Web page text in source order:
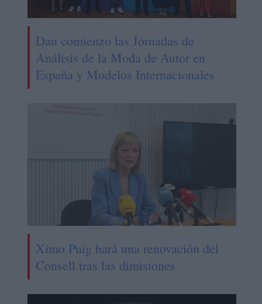
Dan comienzo las Jornadas de
Análisis de la Moda de Autor en
España y Modelos Internacionales
Ximo Puig hará una renovación del
Consell tras las dimisiones